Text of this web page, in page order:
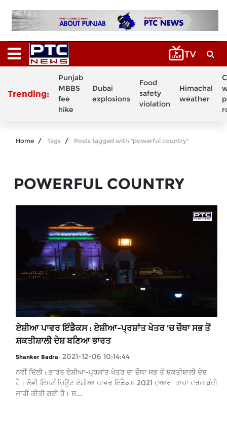
Trending:
Punjab
MBBS
fee
hike
Dubai
explosions
Food
safety
violation
Himachal
weather
Home Tags Posts tagged with "powerful country"
POWERFUL COUNTRY
ਏਸ਼ੀਆ ਪਾਵਰ ਇੰਡੈਕਸ : ਏਸ਼ੀਆ-ਪ੍ਰਸ਼ਾਂਤ ਖੇਤਰ 'ਚ ਚੌਥਾ ਸਭ ਤੋਂ
ਸ਼ਕਤੀਸ਼ਾਲੀ ਦੇਸ਼ ਬਣਿਆ ਭਾਰਤ
Shanker Badra- 2021-12-06 10:14:44
ਨਵੀਂ ਦਿੱਲੀ : ਭਾਰਤ ਏਸ਼ੀਆ-ਪ੍ਰਸ਼ਾਂਤ ਖੇਤਰ ਦਾ ਚੌਥਾ ਸਭ ਤੋਂ ਸ਼ਕਤੀਸ਼ਾਲੀ ਦੇਸ਼
ਹੈ। ਲੋਵੀ ਇੰਸਟੀਚਿਊਟ ਏਸ਼ੀਆ ਪਾਵਰ ਇੰਡੈਕਸ 2021 ਦੁਆਰਾ ਤਾਜ਼ਾ ਦਰਜਾਬੰਦੀ
ਜਾਰੀ ਕੀਤੀ ਗਈ ਹੈ। ਸ...